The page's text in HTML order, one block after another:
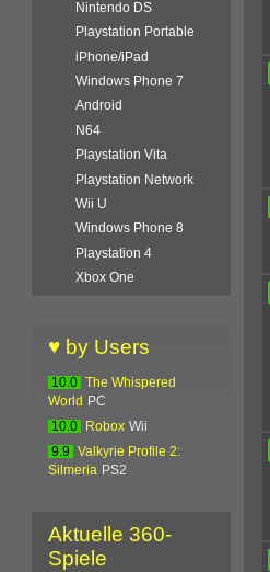
Nintendo DS
Playstation Portable
iPhone/iPad
Windows Phone 7
Android
N64
Playstation Vita
Playstation Network
Wii U
Windows Phone 8
Playstation 4
Xbox One
♥ by Users
10.0
The Whispered
World
PC
10.0
Robox Wii
9.9
Valkyrie Profile 2:
Silmeria PS2
Aktuelle 360-
Spiele